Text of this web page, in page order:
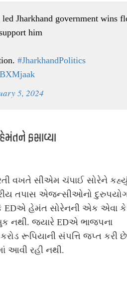
Jharkhand government wins
him
#JharkhandPolitics
5, 2024
ફસાવ્યા
વખતે સીએમ ચંપાઈ સોરેને
તપાસ એજન્સીઓનો
EDએ હેમંત સોરેનની એક એવા
નથી. જ્યારે EDએ ભાજપના
રૂપિયાની સંપત્તિ જપ્ત કરી
આવી રહી નથી.